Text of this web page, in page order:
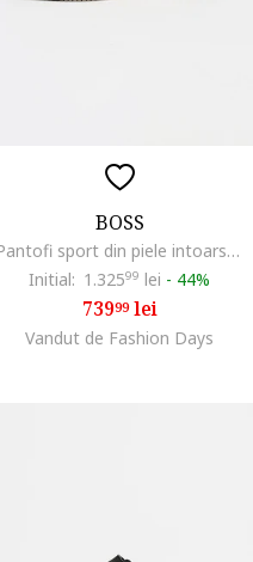
BOSS
Pantofi sport din piele intoarsa cu detaliu logo Ttnm Evo Runn, Maro inchis
Initial: 1.32599 lei - 44%
73999lei
Vandut de Fashion Days